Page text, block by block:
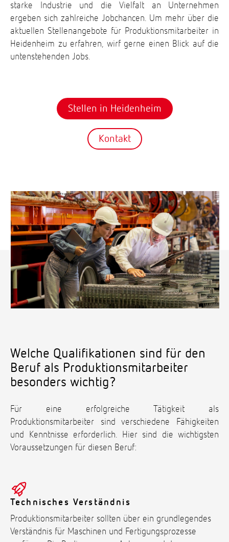
starke Industrie und die Vielfalt an Unternehmen
ergeben sich zahlreiche Jobchancen. Um mehr über die
aktuellen Stellenangebote für Produktionsmitarbeiter in
Heidenheim zu erfahren, wirf gerne einen Blick auf die
untenstehenden Jobs.
Stellen in Heidenheim
Kontakt
Welche Qualifikationen sind für den
Beruf als Produktionsmitarbeiter
besonders wichtig?
Für eine erfolgreiche Tätigkeit als
Produktionsmitarbeiter sind verschiedene Fähigkeiten
und Kenntnisse erforderlich. Hier sind die wichtigsten
Voraussetzungen für diesen Beruf:
Technisches Verständnis
Produktionsmitarbeiter sollten über ein grundlegendes
Verständnis für Maschinen und Fertigungsprozesse